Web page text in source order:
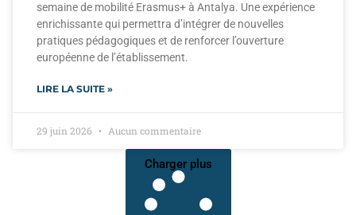
semaine de mobilité Erasmus+ à Antalya. Une expérience
enrichissante qui permettra d’intégrer de nouvelles
pratiques pédagogiques et de renforcer l’ouverture
européenne de l’établissement.
LIRE LA SUITE »
29 juin 2026 Aucun commentaire
Charger plus